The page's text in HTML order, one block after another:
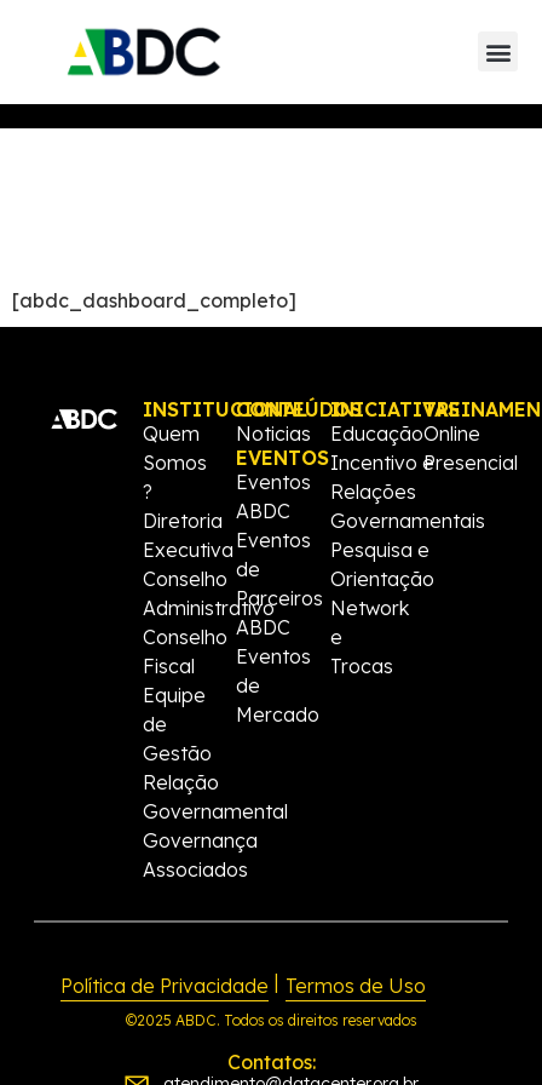
[abdc_dashboard_completo]
INSTITUCIONAL
Quem
Somos
?
Diretoria
Executiva
Conselho
Administrativo
Conselho
Fiscal
Equipe
de
Gestão
Relação
Governamental
Governança
Associados
CONTEÚDOS
Noticias
EVENTOS
Eventos
ABDC
Eventos
de
Parceiros
ABDC
Eventos
de
Mercado
INICIATIVAS
Educação
Incentivo e
Relações
Governamentais
Pesquisa e
Orientação
Network
e
Trocas
Online
Presencial
Política de Privacidade | Termos de Uso
©2025 ABDC. Todos os direitos reservados
Contatos: